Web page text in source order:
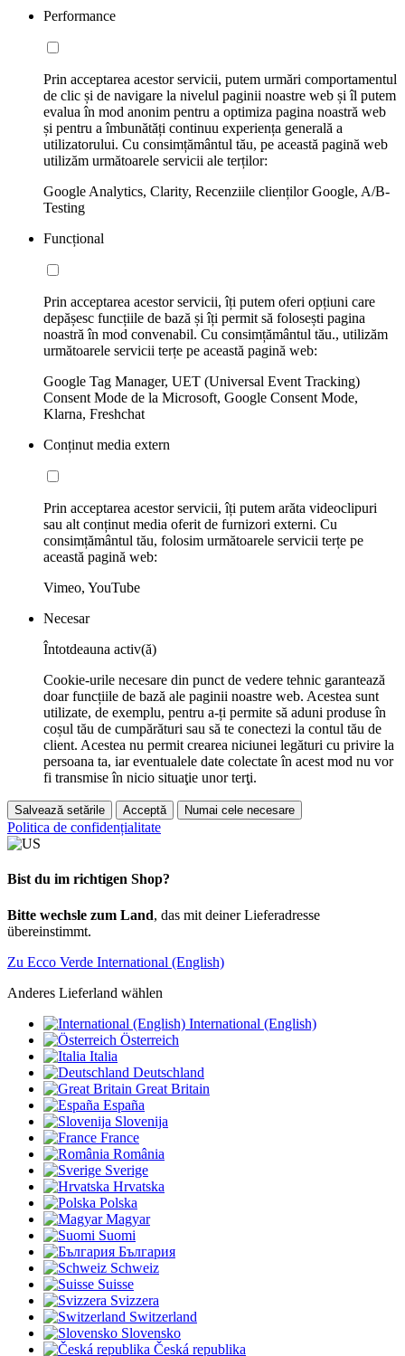
Performance
Prin acceptarea acestor servicii, putem urmări comportamentul
de clic și de navigare la nivelul paginii noastre web și îl putem
evalua în mod anonim pentru a optimiza pagina noastră web
și pentru a îmbunătăți continuu experiența generală a
utilizatorului. Cu consimțământul tău, pe această pagină web
utilizăm următoarele servicii ale terților:
Google Analytics, Clarity, Recenziile clienților Google, A/B-
Testing
Funcțional
Prin acceptarea acestor servicii, îți putem oferi opțiuni care
depășesc funcțiile de bază și îți permit să folosești pagina
noastră în mod convenabil. Cu consimțământul tău., utilizăm
următoarele servicii terțe pe această pagină web:
Google Tag Manager, UET (Universal Event Tracking)
Consent Mode de la Microsoft, Google Consent Mode,
Klarna, Freshchat
Conținut media extern
Prin acceptarea acestor servicii, îți putem arăta videoclipuri
sau alt conținut media oferit de furnizori externi. Cu
consimțământul tău, folosim următoarele servicii terțe pe
această pagină web:
Vimeo, YouTube
Necesar
Întotdeauna activ(ă)
Cookie-urile necesare din punct de vedere tehnic garantează
doar funcțiile de bază ale paginii noastre web. Acestea sunt
utilizate, de exemplu, pentru a-ți permite să aduni produse în
coșul tău de cumpărături sau să te conectezi la contul tău de
client. Acestea nu permit crearea niciunei legături cu privire la
persoana ta, iar eventualele date colectate în acest mod nu vor
fi transmise în nicio situaţie unor terţi.
Salvează setările Acceptă Numai cele necesare
Politica de confidențialitate
Bist du im richtigen Shop?
Bitte wechsle zum Land, das mit deiner Lieferadresse
übereinstimmt.
Zu Ecco Verde International (English)
Anderes Lieferland wählen
International (English)
Österreich
Italia
Deutschland
Great Britain
España
Slovenija
France
România
Sverige
Hrvatska
Polska
Magyar
Suomi
България
Schweiz
Suisse
Svizzera
Switzerland
Slovensko
Česká republika